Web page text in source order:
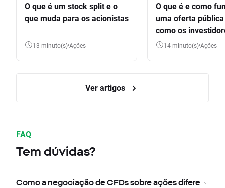
O que é um stock split e o
que muda para os acionistas
13 minuto(s) Ações
O que é e como
uma oferta
como os
participar
14 minuto(s) Ações
Ver artigos
FAQ
Tem dúvidas?
Como a negociação de CFDs sobre ações difere